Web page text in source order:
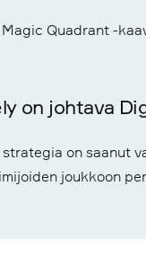
on johtava
on saanut
joukkoon
Quadrant -